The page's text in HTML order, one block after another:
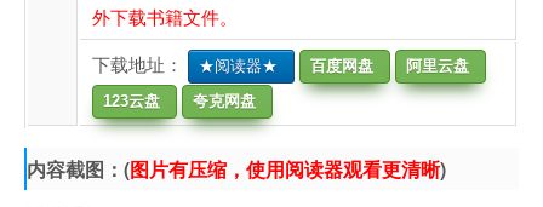
外下载书籍文件。
下载地址：
★阅读器★ 百度网盘
阿里云盘
123云盘
夸克网盘
内容截图：(图片有压缩，使用阅读器观看更清晰)